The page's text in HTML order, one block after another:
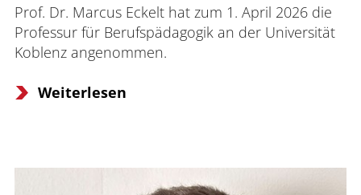
Prof. Dr. Marcus Eckelt hat zum 1. April 2026 die
Professur für Berufspädagogik an der Universität
Koblenz angenommen.
Weiterlesen